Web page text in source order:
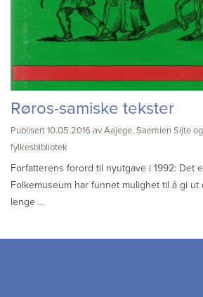
Røros-samiske tekster
Publisert 10.05.2016 av Aajege, Saemien Sijte
fylkesbibliotek
Forfatterens forord til nyutgave i 1992: Det
Folkemuseum har funnet mulighet til å gi
lenge …